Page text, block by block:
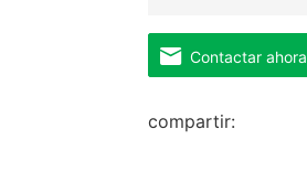
Contactar ahora
compartir: